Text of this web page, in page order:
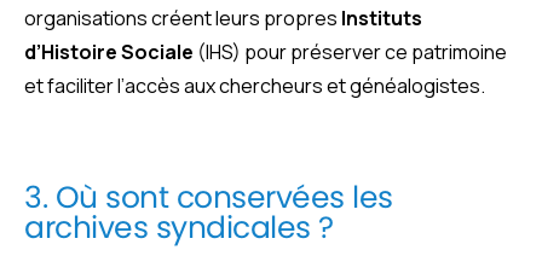
organisations créent leurs propres Instituts
d’Histoire Sociale (IHS) pour préserver ce patrimoine
et faciliter l’accès aux chercheurs et généalogistes.
3. Où sont conservées les
archives syndicales ?